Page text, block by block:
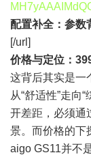
配置补全：参数
[/url]
价格与定位：
这背后其实是一
从“舒适性”走向
开差距，必须通
景。而价格的下
aigo GS11并不